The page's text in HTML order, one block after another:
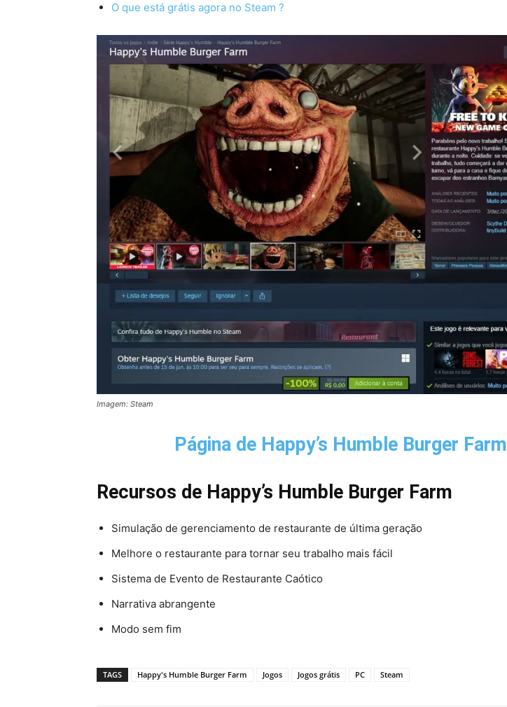
O que está grátis agora no Steam ?
Imagem: Steam
Página de Happy’s Humble Burger Farm
Recursos de Happy’s Humble Burger Farm
Simulação de gerenciamento de restaurante de última geração
Melhore o restaurante para tornar seu trabalho mais fácil
Sistema de Evento de Restaurante Caótico
Narrativa abrangente
Modo sem fim
TAGS Happy's Humble Burger Farm Jogos Jogos grátis PC Steam